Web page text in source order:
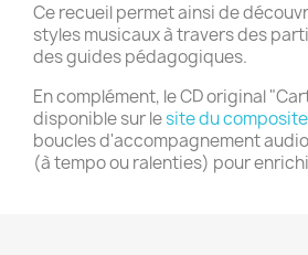
Ce recueil permet ainsi de
styles musicaux à travers des
des guides pédagogiques.
En complément, le CD original
disponible sur lesite du
boucles d'accompagnement
(à tempo ou ralenties) pour